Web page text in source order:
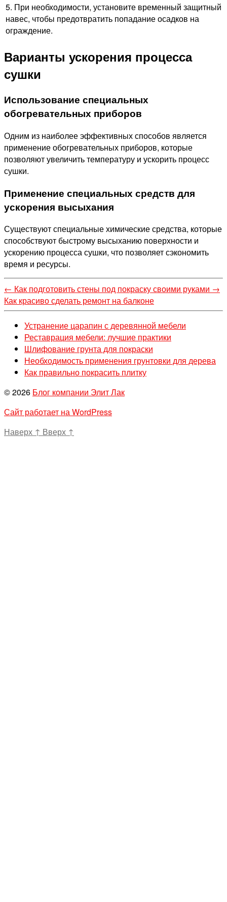
5. При необходимости, установите временный защитный
навес, чтобы предотвратить попадание осадков на
ограждение.
Варианты ускорения процесса
сушки
Использование специальных
обогревательных приборов
Одним из наиболее эффективных способов является
применение обогревательных приборов, которые
позволяют увеличить температуру и ускорить процесс
сушки.
Применение специальных средств для
ускорения высыхания
Существуют специальные химические средства, которые
способствуют быстрому высыханию поверхности и
ускорению процесса сушки, что позволяет сэкономить
время и ресурсы.
← Как подготовить стены под покраску своими руками →
Как красиво сделать ремонт на балконе
Устранение царапин с деревянной мебели
Реставрация мебели: лучшие практики
Шлифование грунта для покраски
Необходимость применения грунтовки для дерева
Как правильно покрасить плитку
© 2026 Блог компании Элит Лак
Сайт работает на WordPress
Наверх ↑ Вверх ↑